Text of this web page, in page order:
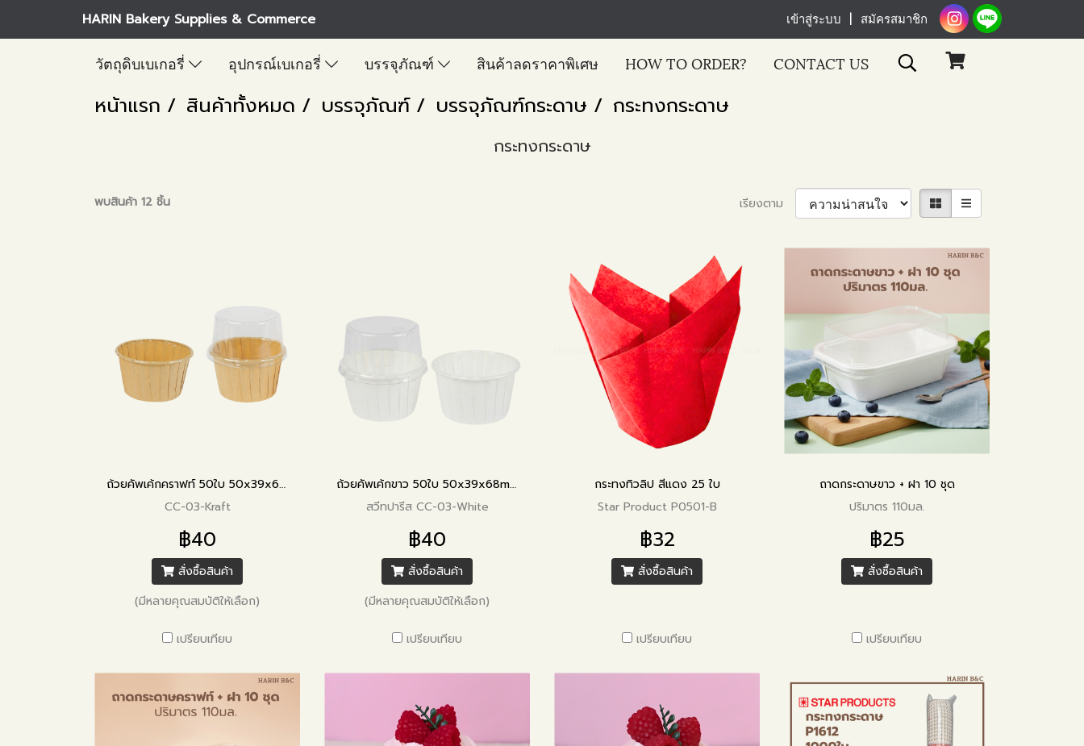
HARIN Bakery Supplies & Commerce เข้าสู่ระบบ สมัครสมาชิก
วัตถุดิบเบเกอรี่ อุปกรณ์เบเกอรี่ บรรจุภัณฑ์ สินค้าลดราคาพิเศษ HOW TO ORDER? CONTACT US
หน้าแรก สินค้าทั้งหมด บรรจุภัณฑ์ บรรจุภัณฑ์กระดาษ กระทงกระดาษ
กระทงกระดาษ
พบสินค้า 12 ชิ้น เรียงตาม
ถ้วยคัพเค้กคราฟท์ 50ใบ 50x39x68mm
CC-03-Kraft
฿40
สั่งซื้อสินค้า
(มีหลายคุณสมบัติให้เลือก)
เปรียบเทียบ
ถ้วยคัพเค้กขาว 50ใบ 50x39x68mm
สวีทปารีส CC-03-White
฿40
สั่งซื้อสินค้า
(มีหลายคุณสมบัติให้เลือก)
เปรียบเทียบ
กระทงทิวลิป สีแดง 25 ใบ
Star Product P0501-B
฿32
สั่งซื้อสินค้า
เปรียบเทียบ
ถาดกระดาษขาว + ฝา 10 ชุด
ปริมาตร 110มล.
฿25
สั่งซื้อสินค้า
เปรียบเทียบ